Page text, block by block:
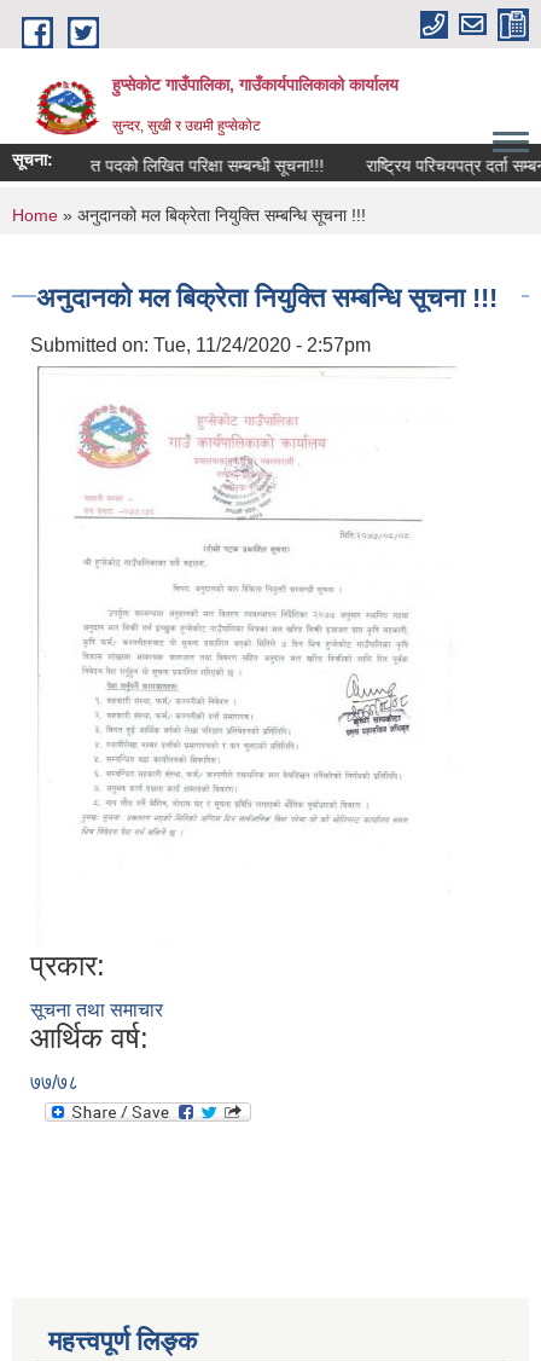
Skip to main content
हुप्सेकोट गाउँपालिका, गाउँकार्यपालिकाको कार्यालय
सुन्दर, सुखी र उद्यमी हुप्सेकोट
सूचना:
अधिकृत पदको लिखित परिक्षा सम्बन्धी सूचना!!! राष्‍ट्रिय परिचयपत्र दर्ता सम्बन्धी
You are here
Home » अनुदानको मल बिक्रेता नियुक्ति सम्बन्धि सूचना !!!
अनुदानको मल बिक्रेता नियुक्ति सम्बन्धि सूचना !!!
Submitted on: Tue, 11/24/2020 - 2:57pm
प्रकार:
सूचना तथा समाचार
आर्थिक वर्ष:
७७/७८
महत्त्वपूर्ण लिङ्क